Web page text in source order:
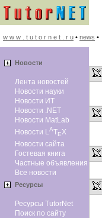
w w w . t u t o r n e t . r u • news •
Новоcти
Лента новостей
Новости науки
Новости ИТ
Новости .NET
Новости MatLab
Новости LATEX
Новости сайта
Гостевая книга
Частные объявления
Все новости
Ресурсы
Ресурсы TutorNet
Поиск по сайту